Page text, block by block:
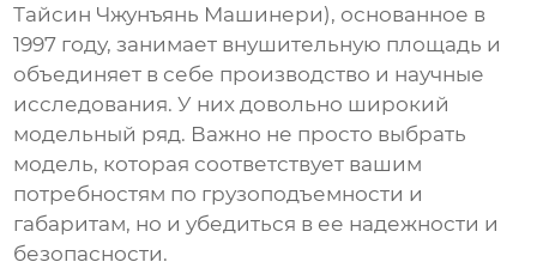
Тайсин Чжунъянь Машинери), основанное в
1997 году, занимает внушительную площадь и
объединяет в себе производство и научные
исследования. У них довольно широкий
модельный ряд. Важно не просто выбрать
модель, которая соответствует вашим
потребностям по грузоподъемности и
габаритам, но и убедиться в ее надежности и
безопасности.